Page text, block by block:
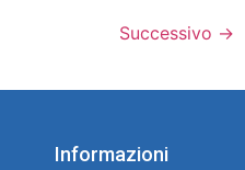
Successivo →
Informazioni